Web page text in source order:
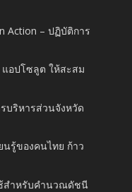
Action – ปฏิบัติการ
อปโซลูต ให้สะสม
บริหารส่วนจังหวัด
นรู้ของคนไทย ก้าว
สำหรับคำนวณดัชนี